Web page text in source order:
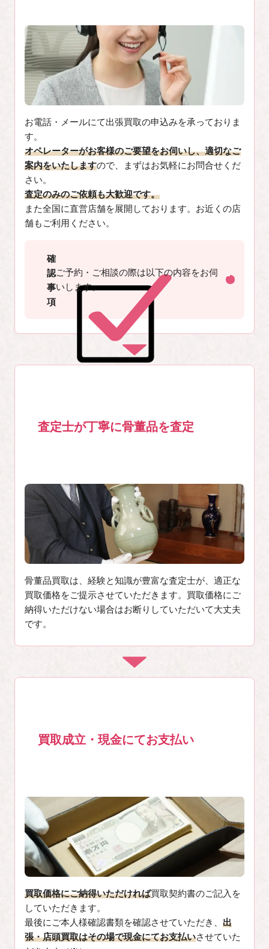
お電話・メールにて出張買取の申込みを承っておりま
す。
オペレーターがお客様のご要望をお伺いし、適切なご
案内をいたしますので、まずはお気軽にお問合せくだ
さい。
査定のみのご依頼も大歓迎です。
また全国に直営店舗を展開しております。お近くの店
舗もご利用ください。
確
認
事
項
ご予約・ご相談の際は以下の内容をお伺
いします。
査定士が丁寧に骨董品を査定
骨董品買取は、経験と知識が豊富な査定士が、適正な
買取価格をご提示させていただきます。買取価格にご
納得いただけない場合はお断りしていただいて大丈夫
です。
買取成立・現金にてお支払い
買取価格にご納得いただければ買取契約書のご記入を
していただきます。
最後にご本人様確認書類を確認させていただき、 出
張・店頭買取はその場で現金にてお支払いさせていた